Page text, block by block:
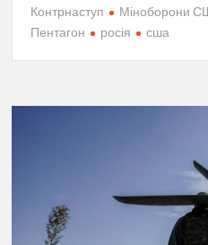
Контрнаступ
Міноборони
Пентагон
росія сша